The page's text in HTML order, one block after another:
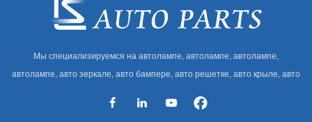
Мы специализируемся на автолампе, автолампе, автолампе,
автолампе, авто зеркале, авто бампере, авто решетке, авто крыле, авто
автозапчастей для Audi, VW, Benz, BMW